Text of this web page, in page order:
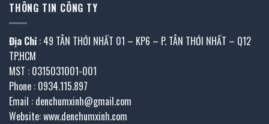
THÔNG TIN CÔNG TY
Địa Chỉ : 49 TÂN THỚI NHẤT 01 – KP6 – P. TÂN THỚI NHẤT – Q12
TP.HCM
MST : 0315031001-001
Phone : 0934.115.897
Email : denchumxinh@gmail.com
Website: www.denchumxinh.com